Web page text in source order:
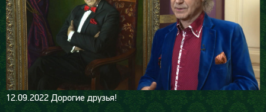
12.09.2022 Дорогие друзья!